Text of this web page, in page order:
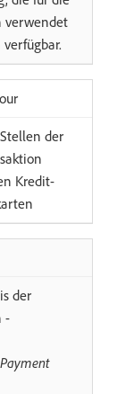
verwendet
der
Kredit-
der
-